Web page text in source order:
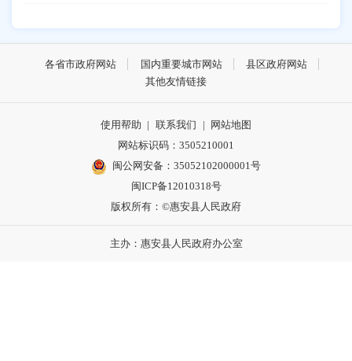
各省市政府网站 国内重要城市网站
县区政府网站
其他友情链接
使用帮助 | 联系我们 |
网站地图
网站标识码：3505210001
闽公网安备：35052102000001号
闽ICP备12010318号
版权所有：©惠安县人民政府
主办：惠安县人民政府办公室